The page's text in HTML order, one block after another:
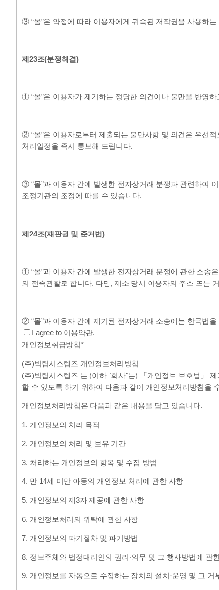
③ “몰”은 약정에 따라 이용자에게 귀속된 저작권을 사용하
제23조(분쟁해결)
① “몰”은 이용자가 제기하는 정당한 의견이나 불만을 반영
② “몰”은 이용자로부터 제출되는 불만사항 및 의견은 우선
처리일정을 즉시 통보해 드립니다.
③ “몰”과 이용자 간에 발생한 전자상거래 분쟁과 관련하여
조정기관의 조정에 따를 수 있습니다.
제24조(재판권 및 준거법)
① “몰”과 이용자 간에 발생한 전자상거래 분쟁에 관한 소송
의 전속관할로 합니다. 다만, 제소 당시 이용자의 주소 또는
② “몰”과 이용자 간에 제기된 전자상거래 소송에는 한국법을
I agree to 이용약관.
개인정보취급방침*
(주)빅팀시스템즈 개인정보처리방침
(주)빅팀시스템즈 는 (이하 "회사"는) 「개인정보 보호법」
할 수 있도록 하기 위하여 다음과 같이 개인정보처리방침을
개인정보처리방침은 다음과 같은 내용을 담고 있습니다.
1. 개인정보의 처리 목적
2. 개인정보의 처리 및 보유 기간
3. 처리하는 개인정보의 항목 및 수집 방법
4. 만 14세 미만 아동의 개인정보 처리에 관한 사항
5. 개인정보의 제3자 제공에 관한 사항
6. 개인정보처리의 위탁에 관한 사항
7. 개인정보의 파기절차 및 파기방법
8. 정보주체와 법정대리인의 권리·의무 및 그 행사방법에 관
9. 개인정보를 자동으로 수집하는 장치의 설치·운영 및 그 거